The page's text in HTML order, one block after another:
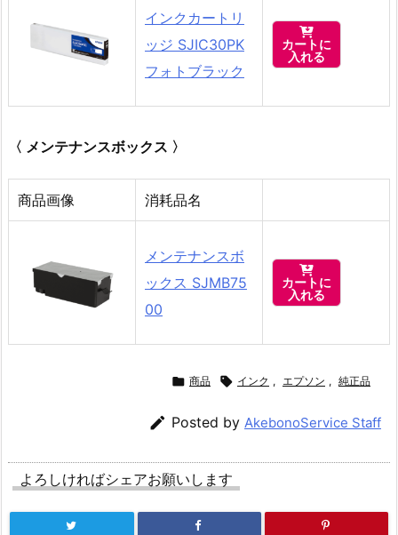
インクカートリ
ッジ SJIC30PK
フォトブラック

カートに
入れる
〈 メンテナンスボックス 〉
商品画像 消耗品名
メンテナンスボ
ックス SJMB75
00

カートに
入れる
 商品  インク , エプソン , 純正品
 Posted by AkebonoService Staff
よろしければシェアお願いします